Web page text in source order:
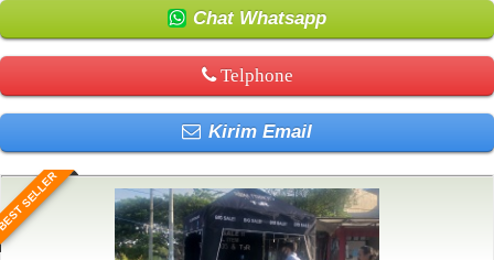
Chat Whatsapp
Telphone
Kirim Email
SELLER